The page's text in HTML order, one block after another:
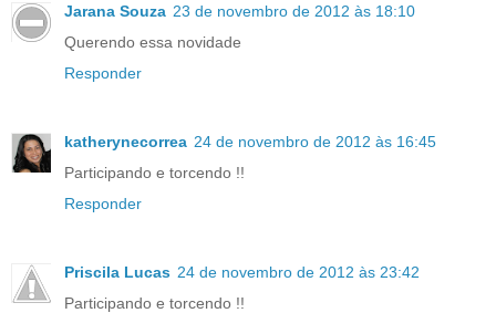
Jarana Souza 23 de novembro de 2012 às 18:10
Querendo essa novidade
Responder
katherynecorrea 24 de novembro de 2012 às 16:45
Participando e torcendo !!
Responder
Priscila Lucas 24 de novembro de 2012 às 23:42
Participando e torcendo !!